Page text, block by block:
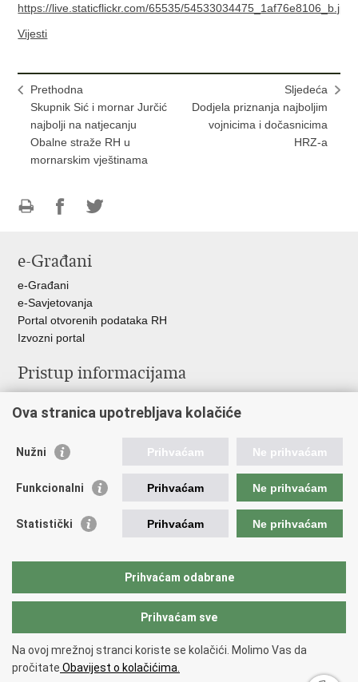
Vijesti
Prethodna
Skupnik Sić i mornar Jurčić
najbolji na natjecanju
Obalne straže RH u
mornarskim vještinama
Sljedeća
Dodjela priznanja najboljim
vojnicima i dočasnicima
HRZ-a
FacebookuTwitteru
e-Građani
e-Građani
e-Savjetovanja
Portal otvorenih podataka RH
Izvozni portal
Pristup informacijama
Izjava o pristupačnosti
Ravnopravnost spolova u MORH-u i OSRH
Važne poveznice
Vlada RH
Hrvatski Sabor
Copyright © 2026 Ministarstvo obrane Republike Hrvatske.
korištenja.
Ova stranica upotrebljava kolačiće
Nužni Prihvaćam Ne prihvaćam
Funkcionalni Prihvaćam Ne prihvaćam
Statistički Prihvaćam Ne prihvaćam
Prihvaćam odabrane
Prihvaćam sve
Na ovoj mrežnoj stranci koriste se kolačići. Molimo Vas da
pročitate Obavijest o kolačićima.